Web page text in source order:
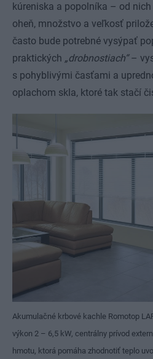
kúreniska a popolníka – od
oheň, množstvo a veľkosť
často bude potrebné vysýpať
praktických „drobnostiach“–
s pohyblivými časťami a
oplachom skla, ktoré tak stačí
Akumulačné krbové kachle Romotop
výkon 2 – 6,5 kW, centrálny prívod
hmotu, ktorá pomáha zhodnotiť teplo